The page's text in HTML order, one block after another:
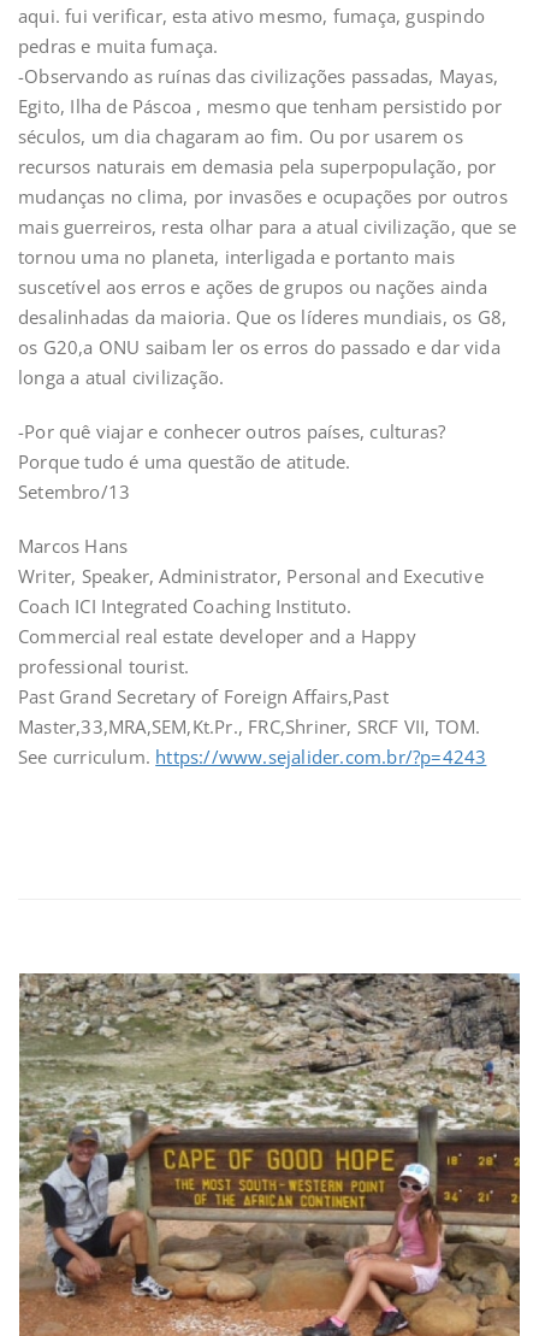
aqui. fui verificar, esta ativo mesmo, fumaça, guspindo
pedras e muita fumaça.
-Observando as ruínas das civilizações passadas, Mayas,
Egito, Ilha de Páscoa , mesmo que tenham persistido por
séculos, um dia chagaram ao fim. Ou por usarem os
recursos naturais em demasia pela superpopulação, por
mudanças no clima, por invasões e ocupações por outros
mais guerreiros, resta olhar para a atual civilização, que se
tornou uma no planeta, interligada e portanto mais
suscetível aos erros e ações de grupos ou nações ainda
desalinhadas da maioria. Que os líderes mundiais, os G8,
os G20,a ONU saibam ler os erros do passado e dar vida
longa a atual civilização.
-Por quê viajar e conhecer outros países, culturas?
Porque tudo é uma questão de atitude.
Setembro/13
Marcos Hans
Writer, Speaker, Administrator, Personal and Executive
Coach ICI Integrated Coaching Instituto.
Commercial real estate developer and a Happy
professional tourist.
Past Grand Secretary of Foreign Affairs,Past
Master,33,MRA,SEM,Kt.Pr., FRC,Shriner, SRCF VII, TOM.
See curriculum. https://www.sejalider.com.br/?p=4243